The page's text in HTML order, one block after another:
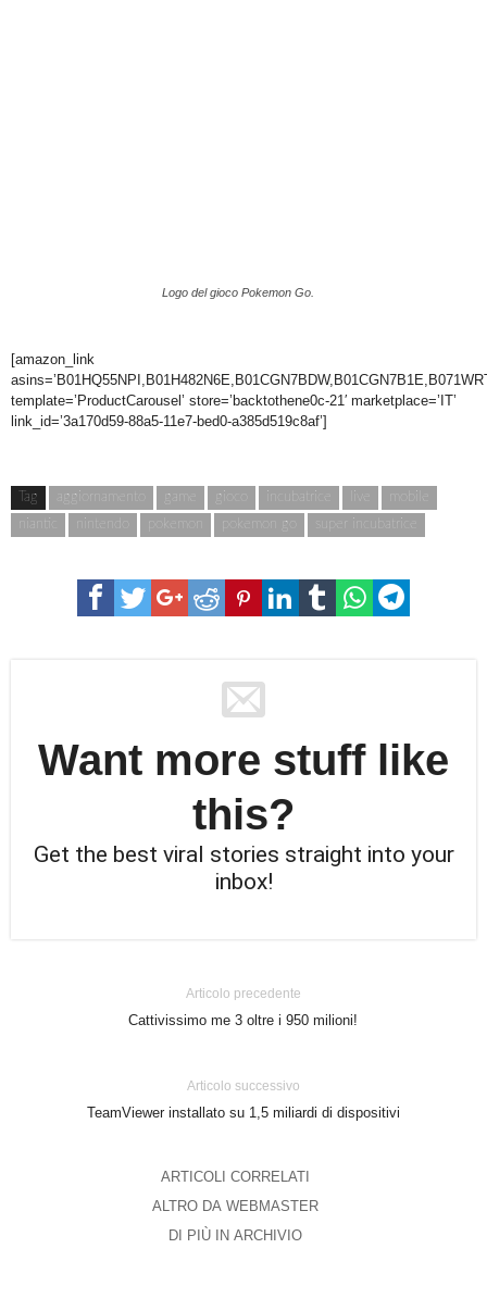
Logo del gioco Pokemon Go.
[amazon_link
template=’ProductCarousel’ store=’backtothene0c-21′ marketplace=’IT’
link_id=’3a170d59-88a5-11e7-bed0-a385d519c8af’]
Tag aggiornamento game gioco incubatrice
niantic
nintendo pokemon pokemon go super incubatrice
Want more stuff like
this?
Get the best viral stories straight into your
inbox!
Articolo precedente
Cattivissimo me 3 oltre i 950 milioni!
Articolo successivo
TeamViewer installato su 1,5 miliardi di dispositivi
ARTICOLI CORRELATI
ALTRO DA WEBMASTER
DI PIÙ IN ARCHIVIO